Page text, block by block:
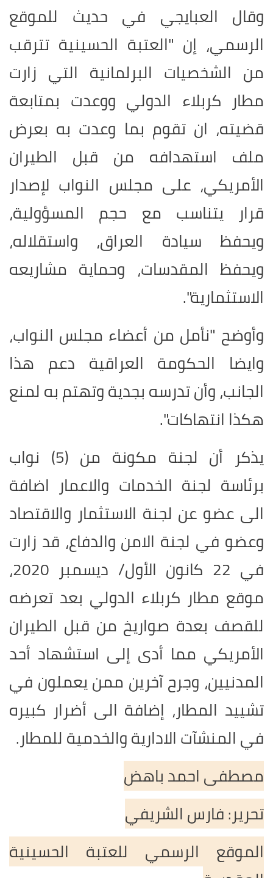
وقال العبايجي في حديث للموقع
الرسمي، إن "العتبة الحسينية تترقب
من الشخصيات البرلمانية التي زارت
مطار كربلاء الدولي ووعدت بمتابعة
قضيته، ان تقوم بما وعدت به بعرض
ملف استهدافه من قبل الطيران
الأمريكي، على مجلس النواب لإصدار
قرار يتناسب مع حجم المسؤولية،
ويحفظ سيادة العراق، واستقلاله،
ويحفظ المقدسات، وحماية مشاريعه
الاستثمارية".
وأوضح "نأمل من أعضاء مجلس النواب،
وايضا الحكومة العراقية دعم هذا
الجانب، وأن تدرسه بجدية وتهتم به لمنع
هكذا انتهاكات".
يذكر أن لجنة مكونة من (5) نواب
برئاسة لجنة الخدمات والاعمار اضافة
الى عضو عن لجنة الاستثمار والاقتصاد
وعضو في لجنة الامن والدفاع، قد زارت
في 22 كانون الأول/ ديسمبر 2020،
موقع مطار كربلاء الدولي بعد تعرضه
للقصف بعدة صواريخ من قبل الطيران
الأمريكي مما أدى إلى استشهاد أحد
المدنيين، وجرح آخرين ممن يعملون في
تشييد المطار، إضافة الى أضرار كبيره
في المنشآت الادارية والخدمية للمطار.
مصطفى احمد باهض
تحرير: فارس الشريفي
الموقع الرسمي للعتبة الحسينية